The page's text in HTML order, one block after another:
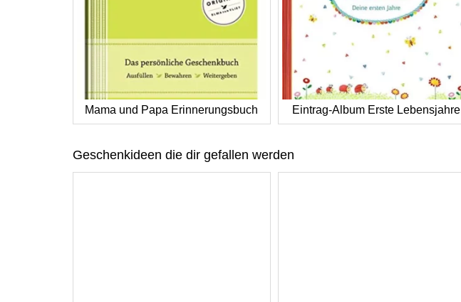
Mama und Papa Erinnerungsbuch Eintrag-Album Erste Lebensjahre
Geschenkideen die dir gefallen werden